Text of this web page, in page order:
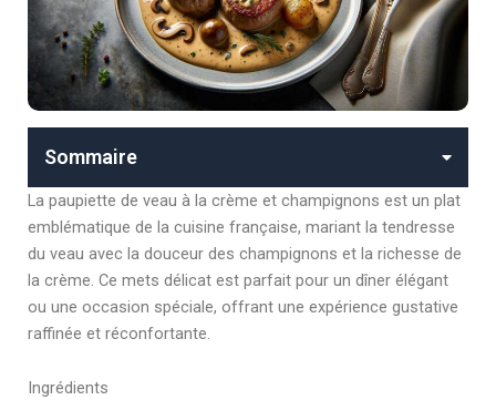
Sommaire
La paupiette de veau à la crème et champignons est un plat
emblématique de la cuisine française, mariant la tendresse
du veau avec la douceur des champignons et la richesse de
la crème. Ce mets délicat est parfait pour un dîner élégant
ou une occasion spéciale, offrant une expérience gustative
raffinée et réconfortante.
Ingrédients